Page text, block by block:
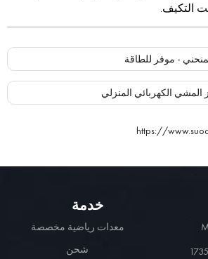
التكيف.
- موفر للطاقة
المشي الكهربائي المنزلي
https://
خدمة
معدات رياضية مخصصة
شحن